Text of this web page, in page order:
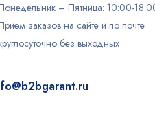
– Пятница: 10:00-
заказов на сайте и по почте
без выходных